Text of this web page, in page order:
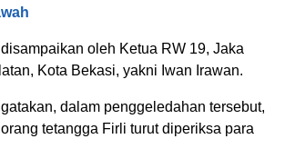
oleh Ketua RW 19, Jaka
Kota Bekasi, yakni Iwan Irawan.
dalam penggeledahan tersebut,
tetangga Firli turut diperiksa para